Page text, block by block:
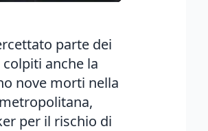
parte dei
anche la
nove morti nella
per il rischio di